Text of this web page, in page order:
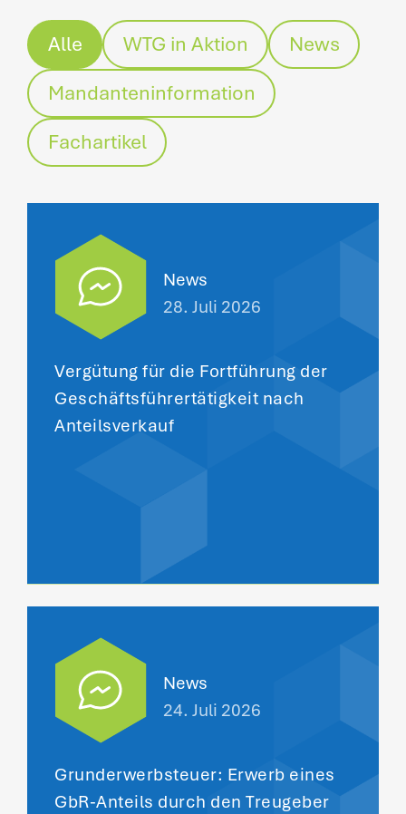
Alle WTG in Aktion
News
Mandanteninformation
Fachartikel
News
28. Juli 2026
Vergütung für die Fortführung der
Geschäftsführertätigkeit nach
Anteilsverkauf
News
24. Juli 2026
Grunderwerbsteuer: Erwerb eines
GbR-Anteils durch den Treugeber